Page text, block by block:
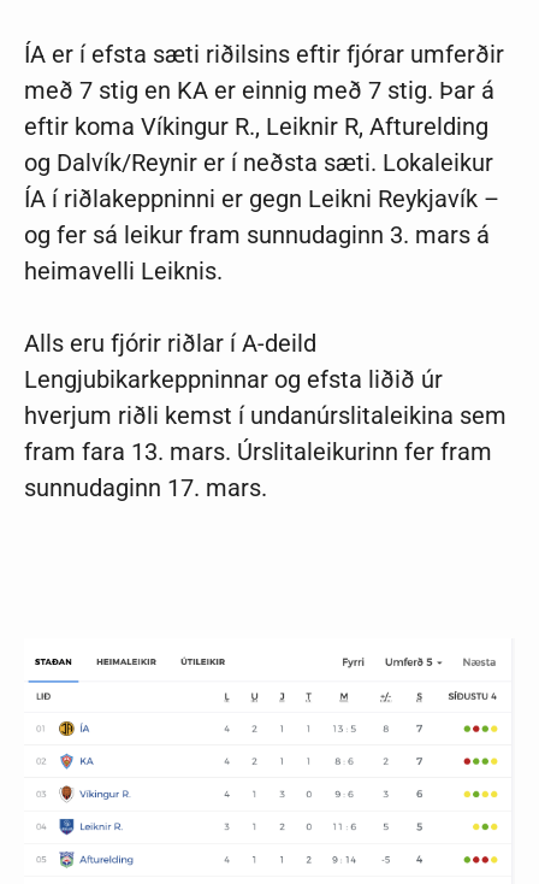
ÍA er í efsta sæti riðilsins eftir fjórar umferðir
með 7 stig en KA er einnig með 7 stig. Þar á
eftir koma Víkingur R., Leiknir R, Afturelding
og Dalvík/Reynir er í neðsta sæti. Lokaleikur
ÍA í riðlakeppninni er gegn Leikni Reykjavík –
og fer sá leikur fram sunnudaginn 3. mars á
heimavelli Leiknis.
Alls eru fjórir riðlar í A-deild
Lengjubikarkeppninnar og efsta liðið úr
hverjum riðli kemst í undanúrslitaleikina sem
fram fara 13. mars. Úrslitaleikurinn fer fram
sunnudaginn 17. mars.